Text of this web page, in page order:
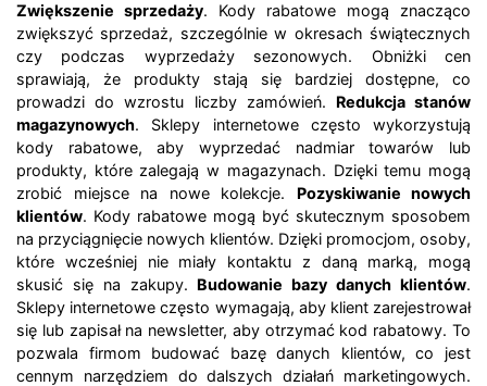
Zwiększenie sprzedaży. Kody rabatowe mogą znacząco
zwiększyć sprzedaż, szczególnie w okresach świątecznych
czy podczas wyprzedaży sezonowych. Obniżki cen
sprawiają, że produkty stają się bardziej dostępne, co
prowadzi do wzrostu liczby zamówień. Redukcja stanów
magazynowych. Sklepy internetowe często wykorzystują
kody rabatowe, aby wyprzedać nadmiar towarów lub
produkty, które zalegają w magazynach. Dzięki temu mogą
zrobić miejsce na nowe kolekcje. Pozyskiwanie nowych
klientów. Kody rabatowe mogą być skutecznym sposobem
na przyciągnięcie nowych klientów. Dzięki promocjom, osoby,
które wcześniej nie miały kontaktu z daną marką, mogą
skusić się na zakupy. Budowanie bazy danych klientów.
Sklepy internetowe często wymagają, aby klient zarejestrował
się lub zapisał na newsletter, aby otrzymać kod rabatowy. To
pozwala firmom budować bazę danych klientów, co jest
cennym narzędziem do dalszych działań marketingowych.